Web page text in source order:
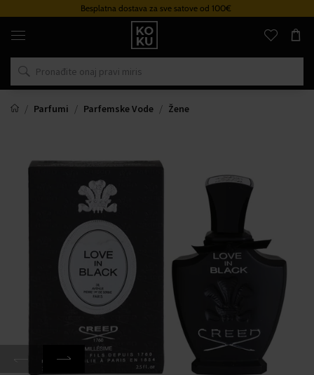
Besplatna dostava za sve satove od 100€
Originalni
parfemi
satovi
na
mjestu
Parfumi
Parfemske Vode Žene